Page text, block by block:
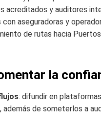
acreditados y auditores
con aseguradoras y
de rutas hacia
la
: difundir en
de someterlos a